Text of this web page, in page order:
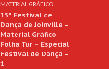
MATERIAL GRÁFICO
13º Festival de
Dança de Joinville –
Material Gráfico –
Folha Tur – Especial
Festival de Dança –
1